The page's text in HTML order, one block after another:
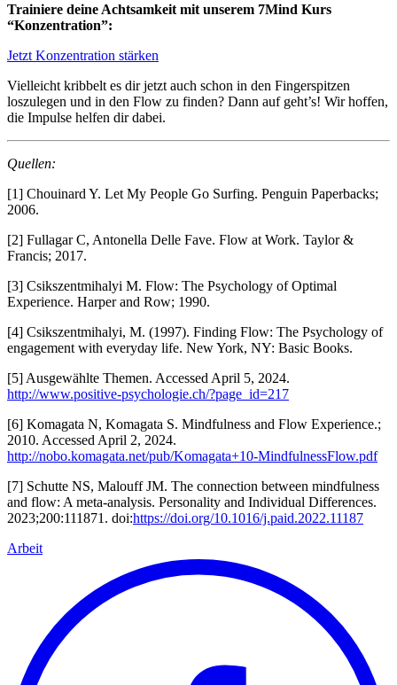
Trainiere deine Achtsamkeit mit unserem 7Mind Kurs
“Konzentration”:
Jetzt Konzentration stärken
Vielleicht kribbelt es dir jetzt auch schon in den Fingerspitzen
loszulegen und in den Flow zu finden? Dann auf geht’s! Wir hoffen,
die Impulse helfen dir dabei.
Quellen:
[1] Chouinard Y. Let My People Go Surfing. Penguin Paperbacks;
2006.
[2] Fullagar C, Antonella Delle Fave. Flow at Work. Taylor &
Francis; 2017.
[3] Csikszentmihalyi M. Flow: The Psychology of Optimal
Experience. Harper and Row; 1990.
[4] Csikszentmihalyi, M. (1997). Finding Flow: The Psychology of
engagement with everyday life. New York, NY: Basic Books.
[5] Ausgewählte Themen. Accessed April 5, 2024.
http://www.positive-psychologie.ch/?page_id=217
[6] Komagata N, Komagata S. Mindfulness and Flow Experience.;
2010. Accessed April 2, 2024.
http://nobo.komagata.net/pub/Komagata+10-MindfulnessFlow.pdf
[7] Schutte NS, Malouff JM. The connection between mindfulness
and flow: A meta-analysis. Personality and Individual Differences.
2023;200:111871. doi:https://doi.org/10.1016/j.paid.2022.11187
Arbeit